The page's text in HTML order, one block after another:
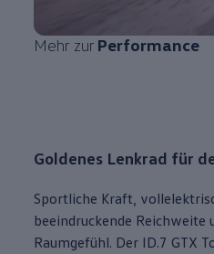
Mehr zur Performance
Goldenes Lenkrad für
Sportliche Kraft,
beeindruckende Reichweite
Raumgefühl. Der ID.7 GTX